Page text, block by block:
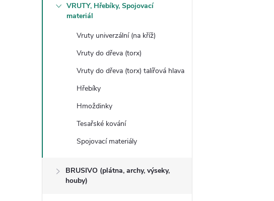
VRUTY, Hřebíky, Spojovací
materiál
Vruty univerzální (na kříž)
Vruty do dřeva (torx)
Vruty do dřeva (torx) talířová hlava
Hřebíky
Hmoždinky
Tesařské kování
Spojovací materiály
BRUSIVO (plátna, archy, výseky,
houby)